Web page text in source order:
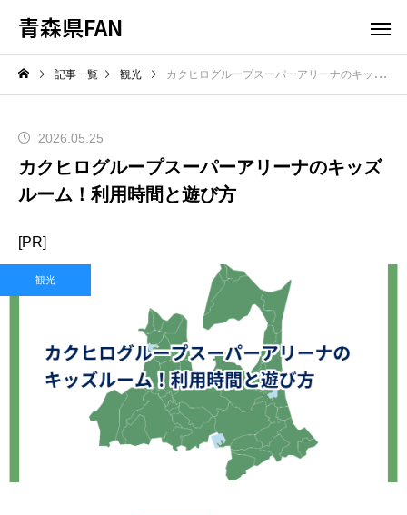
青森県FAN
記事一覧 観光 カクヒログループスーパーアリーナのキッズルーム！利用時間と遊び方
2026.05.25
カクヒログループスーパーアリーナのキッズ
ルーム！利用時間と遊び方
[PR]
観光